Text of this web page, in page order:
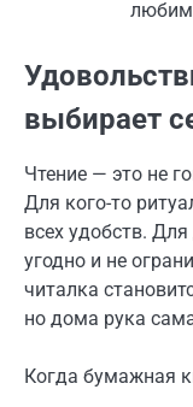
выбирает
Чтение — это не
Для кого-то
всех удобств.
угодно и не
читалка
но дома рука
Когда бумажная